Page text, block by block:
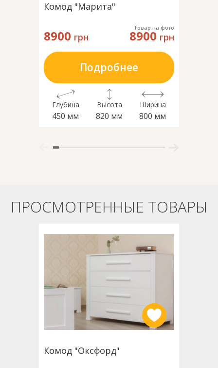
Комод "Марита"
8900 грн
Товар на фото
8900 грн
Подробнее
Глубина
450 мм
Высота
820 мм
Ширина
800 мм
ПРОСМОТРЕННЫЕ ТОВАРЫ
Комод "Оксфорд"